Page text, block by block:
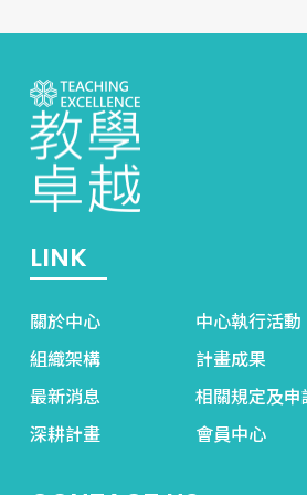
LINK
關於中心
中心執行活動
組織架構
計畫成果
最新消息
相關規定及申
深耕計畫
會員中心